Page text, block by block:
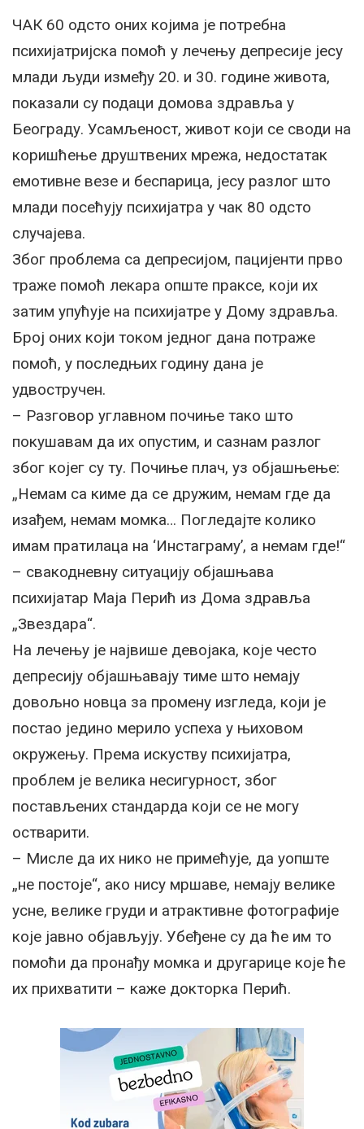
ЧАК 60 одсто оних којима је потребна
психијатријска помоћ у лечењу депресије јесу
млади људи између 20. и 30. године живота,
показали су подаци домова здравља у
Београду. Усамљеност, живот који се своди на
коришћење друштвених мрежа, недостатак
емотивне везе и беспарица, јесу разлог што
млади посећују психијатра у чак 80 одсто
случајева.
Због проблема са депресијом, пацијенти прво
траже помоћ лекара опште праксе, који их
затим упућује на психијатре у Дому здравља.
Број оних који током једног дана потраже
помоћ, у последњих годину дана је
удвостручен.
– Разговор углавном почиње тако што
покушавам да их опустим, и сазнам разлог
због којег су ту. Почиње плач, уз објашњење:
„Немам са киме да се дружим, немам где да
изађем, немам момка… Погледајте колико
имам пратилаца на ‘Инстаграму’, а немам где!“
– свакодневну ситуацију објашњава
психијатар Маја Перић из Дома здравља
„Звездара“.
На лечењу је највише девојака, које често
депресију објашњавају тиме што немају
довољно новца за промену изгледа, који је
постао једино мерило успеха у њиховом
окружењу. Према искуству психијатра,
проблем је велика несигурност, због
постављених стандарда који се не могу
остварити.
– Мисле да их нико не примећује, да уопште
„не постоје“, ако нису мршаве, немају велике
усне, велике груди и атрактивне фотографије
које јавно објављују. Убеђене су да ће им то
помоћи да пронађу момка и другарице које ће
их прихватити – каже докторка Перић.